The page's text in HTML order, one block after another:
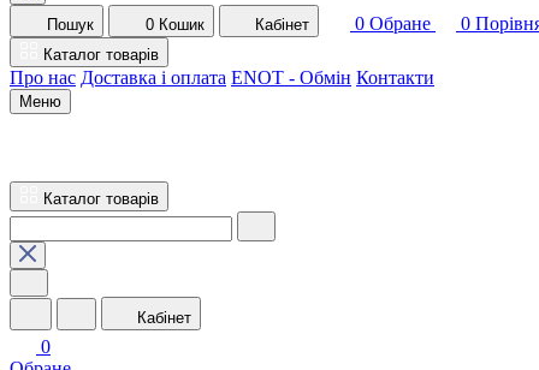
Пошук 0 Кошик Кабінет 0 Обране 0
Каталог товарів
Про нас Доставка і оплата ENOT - Обмін Контакти
Меню
Каталог товарів
Кабінет
0